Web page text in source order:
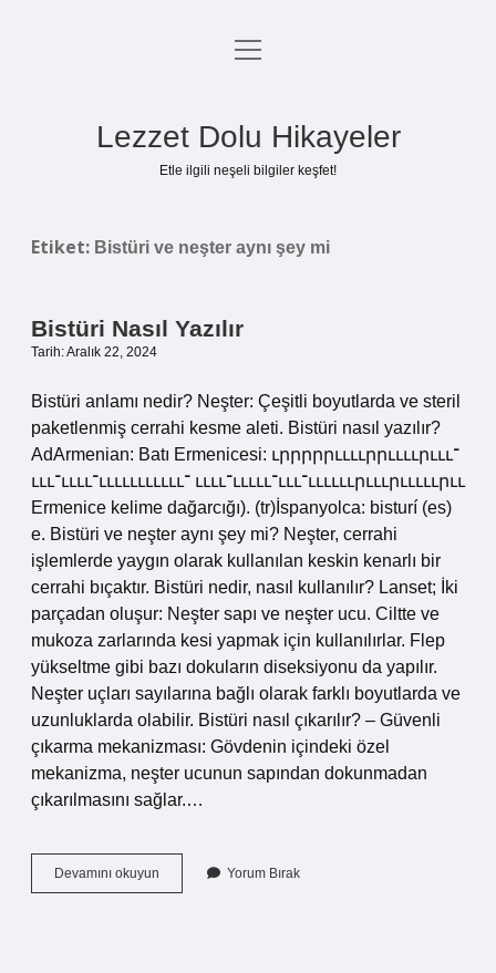
Anasayfa
menüyü
Lezzet Dolu Hikayeler
Etle ilgili neşeli bilgiler keşfet!
Etiket: Bistüri ve neşter aynı şey mi
Bistüri Nasıl Yazılır
Tarih: Aralık 22, 2024
Bistüri anlamı nedir? Neşter: Çeşitli boyutlarda ve steril
paketlenmiş cerrahi kesme aleti. Bistüri nasıl yazılır?
AdArmenian: Batı Ermenicesi: ւրրրրրււււրրււււրւււ־
ւււ־ււււ־ւււււււււււ־ ււււ־ւււււ־ւււ־ււււււրւււրւււււրււ
Ermenice kelime dağarcığı). (tr)İspanyolca: bisturí (es)
e. Bistüri ve neşter aynı şey mi? Neşter, cerrahi
işlemlerde yaygın olarak kullanılan keskin kenarlı bir
cerrahi bıçaktır. Bistüri nedir, nasıl kullanılır? Lanset; İki
parçadan oluşur: Neşter sapı ve neşter ucu. Ciltte ve
mukoza zarlarında kesi yapmak için kullanılırlar. Flep
yükseltme gibi bazı dokuların diseksiyonu da yapılır.
Neşter uçları sayılarına bağlı olarak farklı boyutlarda ve
uzunluklarda olabilir. Bistüri nasıl çıkarılır? – Güvenli
çıkarma mekanizması: Gövdenin içindeki özel
mekanizma, neşter ucunun sapından dokunmadan
çıkarılmasını sağlar.…
Devamını okuyun
Nasıl
Yorum Bırak